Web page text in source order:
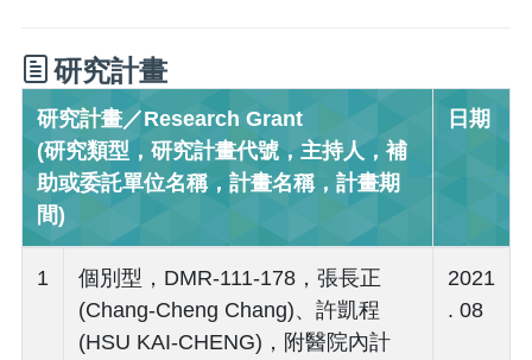
研究計畫
研究計畫／Research Grant
(研究類型，研究計畫代號，主持人，補
助或委託單位名稱，計畫名稱，計畫期
間)
日期
1
個別型，DMR-111-178，張長正
(Chang-Cheng Chang)、許凱程
(HSU KAI-CHENG)，附醫院內計
2021
. 08